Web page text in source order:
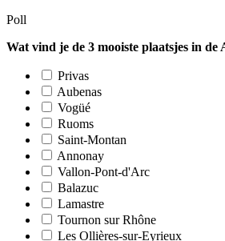
Poll
Wat vind je de 3 mooiste plaatsjes in de
Privas
Aubenas
Vogüé
Ruoms
Saint-Montan
Annonay
Vallon-Pont-d'Arc
Balazuc
Lamastre
Tournon sur Rhône
Les Ollières-sur-Eyrieux